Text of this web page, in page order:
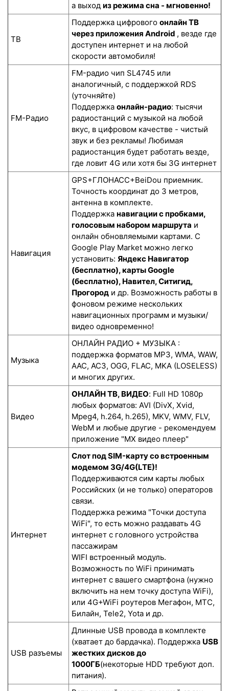
а выход из режима сна - мгновенно!
ТВ
Поддержка цифрового онлайн ТВ
через приложения Android , везде где
доступен интернет и на любой
скорости автомобиля!
FM-Радио
FM-радио чип SL4745 или
аналогичный, с поддержкой RDS
(уточняйте)
Поддержка онлайн-радио: тысячи
радиостанций с музыкой на любой
вкус, в цифровом качестве - чистый
звук и без рекламы! Любимая
радиостанция будет работать везде,
где ловит 4G или хотя бы 3G интернет
Навигация
GPS+ГЛОНАСС+BeiDou приемник.
Точность координат до 3 метров,
антенна в комплекте.
Поддержка навигации с пробками,
голосовым набором маршрута и
онлайн обновляемыми картами. С
Google Play Market можно легко
установить: Яндекс Навигатор
(бесплатно), карты Google
(бесплатно), Навител, Ситигид,
Прогород и др. Возможность работы в
фоновом режиме нескольких
навигационных программ и музыки/
видео одновременно!
Музыка
ОНЛАЙН РАДИО + МУЗЫКА :
поддержка форматов MP3, WMA, WAW,
AAC, AC3, OGG, FLAC, MKA (LOSELESS)
и многих других.
Видео
ОНЛАЙН ТВ, ВИДЕО: Full HD 1080p
любых форматов: AVI (DivX, Xvid,
Mpeg4, h.264, h.265), MKV, WMV, FLV,
WebM и любые другие - рекомендуем
приложение "MX видео плеер"
Интернет
Слот под SIM-карту со встроенным
модемом 3G/4G(LTE)!
Поддерживаются сим карты любых
Российских (и не только) операторов
связи.
Поддержка режима "Точки доступа
WiFi", то есть можно раздавать 4G
интернет с головного устройства
пассажирам
WIFI встроенный модуль.
Возможность по WiFi принимать
интернет с вашего смартфона (нужно
включить на нем точку доступа WiFi),
или 4G+WiFi роутеров Мегафон, МТС,
Билайн, Tele2, Yota и др.
USB разъемы
Длинные USB провода в комплекте
(хватает до бардачка). Поддержка USB
жестких дисков до
1000ГБ(некоторые HDD требуют доп.
питания).